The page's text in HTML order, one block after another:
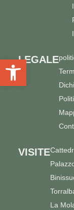
VISITE
La
LEGALE
Apri la barra degli